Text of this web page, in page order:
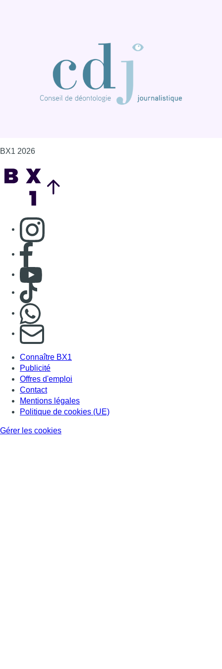
BX1 2026
Consulter page Instagram
Consulter page Facebook
Consulter Youtube
Consulter TikTok
S'abonner à notre newsletter
Connaître BX1
Publicité
Offres d'emploi
Contact
Mentions légales
Politique de cookies (UE)
Gérer les cookies